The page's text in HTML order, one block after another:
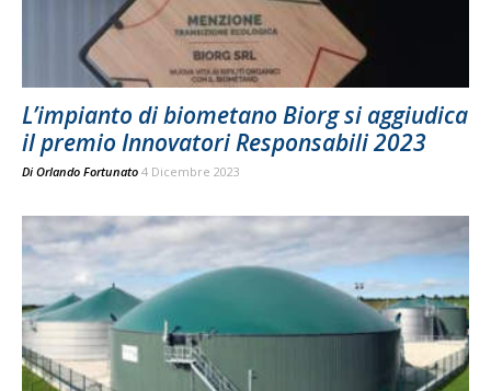
L’impianto di biometano Biorg si aggiudica
il premio Innovatori Responsabili 2023
Di Orlando Fortunato 4 Dicembre 2023